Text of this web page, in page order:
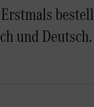
und Deutsch.